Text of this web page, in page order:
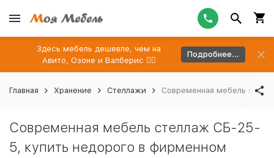
Здесь мебель дешевле, чем на
Авито, Озоне и Валберис 👉🏻
Подробнее...
Главная Хранение Стеллажи Современная мебель
Современная мебель стеллаж СБ-25-
5, купить недорого в фирменном